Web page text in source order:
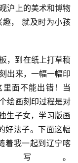
沪上的美术和博物
， 就及时为小孩
，到在纸上打草稿
出来，一幅一幅印
面不能出错！当
绘画刻印过程是对
生子女，学习版画
好法子。下面这幅
着我一起到辽宁喀
。